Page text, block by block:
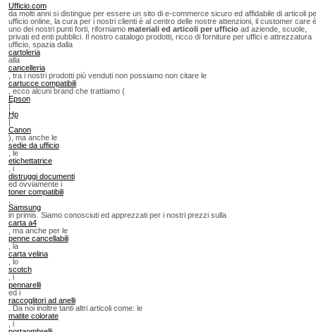
Ufficio.com
da molti anni si distingue per essere un sito di e-commerce sicuro ed affidabile di articoli
ufficio online, la cura per i nostri clienti è al centro delle nostre attenzioni, il customer care è
uno dei nostri punti forti, riforniamo materiali ed articoli per ufficioad aziende, scuole,
privati ed enti pubblici. Il nostro catalogo prodotti, ricco di forniture per uffici e attrezzatura
ufficio, spazia dalla
cartoleria
alla
cancelleria
, tra i nostri prodotti più venduti non possiamo non citare le
cartucce compatibili
, ecco alcuni brand che trattiamo (
Epson
|
Hp
|
Canon
), ma anche le
sedie da ufficio
, le
etichettatrice
, i
distruggi documenti
ed ovviamente i
toner compatibili
Samsung
in primis. Siamo conosciuti ed apprezzati per i nostri prezzi sulla
carta a4
, ma anche per le
penne cancellabili
, la
carta velina
, lo
scotch
, i
pennarelli
ed i
raccoglitori ad anelli
. Da noi inoltre tanti altri articoli come: le
matite colorate
, i